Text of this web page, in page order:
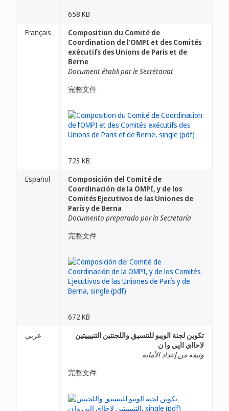
658 KB
Français
Composition du Comité de
Coordination de l’OMPI et des Comités
exécutifs des Unions de Paris et de
Berne
Document établi par le Secrétariat
完整文件
723 KB
Español
Composición del Comité de
Coordinación de la OMPI, y de los
Comités Ejecutivos de las Uniones de
París y de Berna
Documento preparado por la Secretaría
完整文件
672 KB
عربي
تكوين لجنة الويبو للتنسيق واللجنتين التنييييتين
لاحااي اايي وا ن
وثيقة من إعداد الأمانة
完整文件